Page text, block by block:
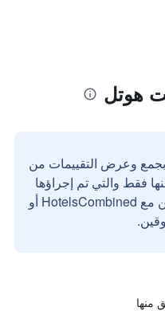
هوتل
وعرض التقييمات من
فقط والتي تم إجراؤها
بواسطة مستخدمين حقيقيين مع HotelsCombined أو